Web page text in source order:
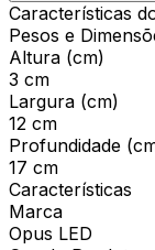
Características
Pesos e
Altura (cm)
3 cm
Largura (cm)
12 cm
Profundidade
17 cm
Características
Marca
Opus LED